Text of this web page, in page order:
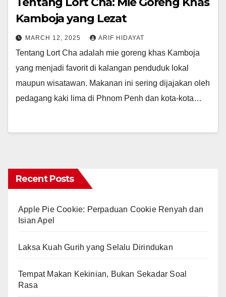
Kamboja yang Lezat
MARCH 12, 2025 ARIF HIDAYAT
Tentang Lort Cha adalah mie goreng khas Kamboja
yang menjadi favorit di kalangan penduduk lokal
maupun wisatawan. Makanan ini sering dijajakan oleh
pedagang kaki lima di Phnom Penh dan kota-kota…
Recent Posts
Apple Pie Cookie: Perpaduan Cookie Renyah dan
Isian Apel
Laksa Kuah Gurih yang Selalu Dirindukan
Tempat Makan Kekinian, Bukan Sekadar Soal
Rasa